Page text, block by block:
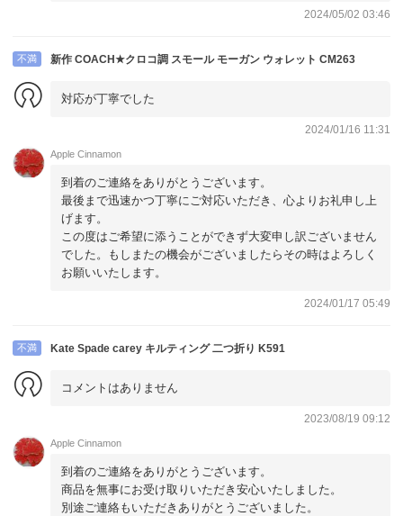
2024/05/02 03:46
不満 新作 COACH★クロコ調 スモール モーガン ウォレット CM263
対応が丁寧でした
2024/01/16 11:31
Apple Cinnamon
到着のご連絡をありがとうございます。
最後まで迅速かつ丁寧にご対応いただき、心よりお礼申し上
げます。
この度はご希望に添うことができず大変申し訳ございません
でした。もしまたの機会がございましたらその時はよろしく
お願いいたします。
2024/01/17 05:49
不満 Kate Spade carey キルティング 二つ折り K591
コメントはありません
2023/08/19 09:12
Apple Cinnamon
到着のご連絡をありがとうございます。
商品を無事にお受け取りいただき安心いたしました。
別途ご連絡もいただきありがとうございました。